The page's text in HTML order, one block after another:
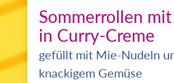
Sommerrollen
in Curry-Creme
gefüllt mit Mie-Nudeln
knackigem Gemüse